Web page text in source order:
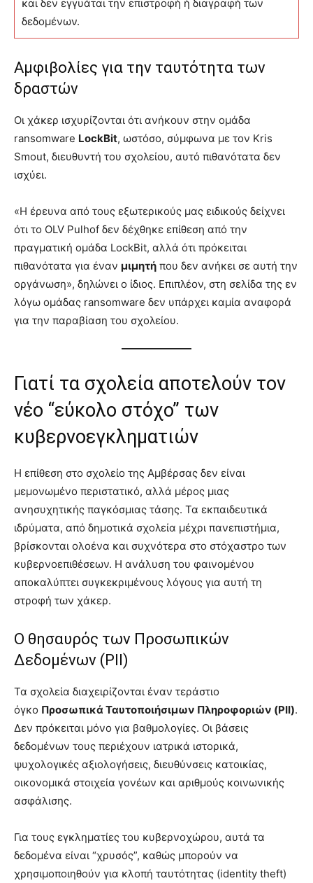
και δεν εγγυάται την επιστροφή ή διαγραφή των
δεδομένων.
Αμφιβολίες για την ταυτότητα των
δραστών
Οι χάκερ ισχυρίζονται ότι ανήκουν στην ομάδα
ransomware LockBit, ωστόσο, σύμφωνα με τον Kris
Smout, διευθυντή του σχολείου, αυτό πιθανότατα δεν
ισχύει.
«Η έρευνα από τους εξωτερικούς μας ειδικούς δείχνει
ότι το OLV Pulhof δεν δέχθηκε επίθεση από την
πραγματική ομάδα LockBit, αλλά ότι πρόκειται
πιθανότατα για έναν μιμητή που δεν ανήκει σε αυτή την
οργάνωση», δηλώνει ο ίδιος. Επιπλέον, στη σελίδα της εν
λόγω ομάδας ransomware δεν υπάρχει καμία αναφορά
για την παραβίαση του σχολείου.
Γιατί τα σχολεία αποτελούν τον
νέο “εύκολο στόχο” των
κυβερνοεγκληματιών
Η επίθεση στο σχολείο της Αμβέρσας δεν είναι
μεμονωμένο περιστατικό, αλλά μέρος μιας
ανησυχητικής παγκόσμιας τάσης. Τα εκπαιδευτικά
ιδρύματα, από δημοτικά σχολεία μέχρι πανεπιστήμια,
βρίσκονται ολοένα και συχνότερα στο στόχαστρο των
κυβερνοεπιθέσεων. Η ανάλυση του φαινομένου
αποκαλύπτει συγκεκριμένους λόγους για αυτή τη
στροφή των χάκερ.
Ο θησαυρός των Προσωπικών
Δεδομένων (PII)
Τα σχολεία διαχειρίζονται έναν τεράστιο
όγκο Προσωπικά Ταυτοποιήσιμων Πληροφοριών (PII).
Δεν πρόκειται μόνο για βαθμολογίες. Οι βάσεις
δεδομένων τους περιέχουν ιατρικά ιστορικά,
ψυχολογικές αξιολογήσεις, διευθύνσεις κατοικίας,
οικονομικά στοιχεία γονέων και αριθμούς κοινωνικής
ασφάλισης.
Για τους εγκληματίες του κυβερνοχώρου, αυτά τα
δεδομένα είναι “χρυσός”, καθώς μπορούν να
χρησιμοποιηθούν για κλοπή ταυτότητας (identity theft)